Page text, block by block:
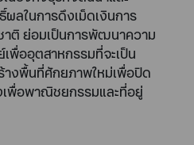
ลในการดึงเม็ดเงินการ
ติ ย่อมเป็นการพัฒนาความ
พื่ออุตสาหกรรมที่จะเป็น
างพื้นที่ศักยภาพใหม่เพื่อปิด
เพื่อพาณิชยกรรมและที่อยู่